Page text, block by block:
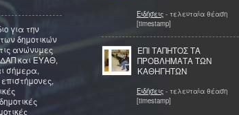
για την
δημοτικών
ανώνυμες
και ΕΥΑΘ,
σήμερα,
Ειδήσεις - τελευταία θέαση
[timestamp]
ΕΠΙ ΤΑΠΗΤΟΣ ΤΑ
ΠΡΟΒΛΗΜΑΤΑ ΤΩΝ
ΚΑΘΗΓΗΤΩΝ
Ειδήσεις - τελευταία θέαση
[timestamp]